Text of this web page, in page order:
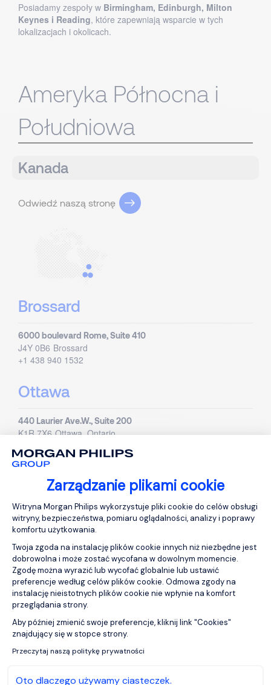
Zarządzanie plikami cookie
Platforma zarządzania zgodą:
Witryna Morgan Philips wykorzystuje pliki cookie do celów obsługi
witryny, bezpieczeństwa, pomiaru oglądalności, analizy i poprawy
komfortu użytkowania.
Twoja zgoda na instalację plików cookie innych niż niezbędne jest
dobrowolna i może zostać wycofana w dowolnym momencie.
Zgodę można wyrazić lub wycofać globalnie lub ustawić
preferencje według celów plików cookie. Odmowa zgody na
instalację nieistotnych plików cookie nie wpłynie na komfort
przeglądania strony.
Aby później zmienić swoje preferencje, kliknij link "Cookies"
znajdujący się w stopce strony.
Przeczytaj naszą politykę prywatności
Oto dlaczego używamy ciasteczek.
Axeptio consent
Posiadamy zespoły w Birmingham, Edinburgh, Milton
Keynes i Reading, które zapewniają wsparcie w tych
lokalizacjach i okolicach.
Ameryka Północna i
Południowa
Kanada
Odwiedź naszą stronę
Brossard
6000 boulevard Rome, Suite 410
J4Y 0B6 Brossard
+1 438 940 1532
Ottawa
440 Laurier Ave.W., Suite 200
K1R 7X6 Ottawa, Ontario
Quebec
585, boulevard Charest Est, Local 900
G1K 3J2 Quebec
+1 581 628 8170
Meksyk
Odwiedź naszą stronę